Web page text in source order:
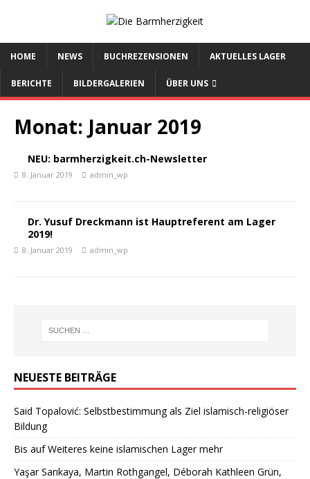
HOME NEWS BUCHREZENSIONEN AKTUELLES LAGER
BERICHTE BILDERGALERIEN ÜBER UNS
Monat: Januar 2019
NEU: barmherzigkeit.ch-Newsletter
8. Januar 2019 admin_wp
Dr. Yusuf Dreckmann ist Hauptreferent am Lager
2019!
8. Januar 2019 admin_wp
NEUESTE BEITRÄGE
Said Topalović: Selbstbestimmung als Ziel islamisch-religiöser
Bildung
Bis auf Weiteres keine islamischen Lager mehr
Yaşar Sarıkaya, Martin Rothgangel, Déborah Kathleen Grün,